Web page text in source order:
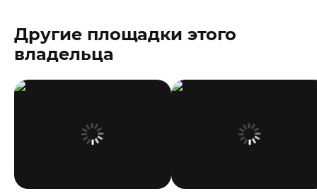
Другие площадки этого
владельца